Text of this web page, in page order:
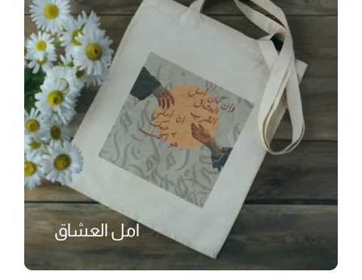
امل العشاق
₺